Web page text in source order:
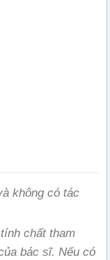
không có tác
chất tham
bác sĩ. Nếu có